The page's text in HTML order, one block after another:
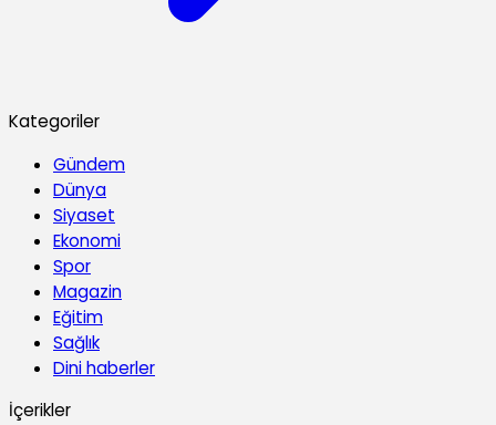
Kategoriler
Gündem
Dünya
Siyaset
Ekonomi
Spor
Magazin
Eğitim
Sağlık
Dini haberler
İçerikler